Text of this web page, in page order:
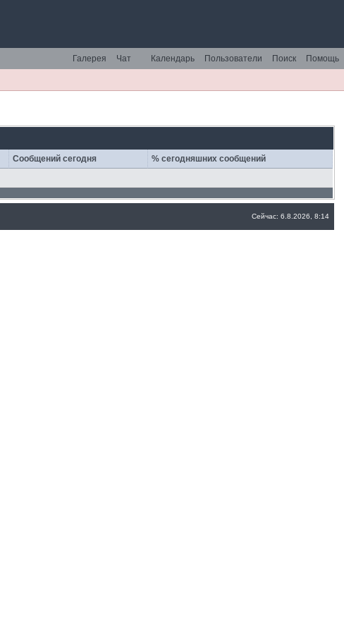
Помощь
Поиск
Пользователи
Календарь
Чат
Галерея
Сообщений сегодня
% сегодняшних сообщений
Сейчас: 6.8.2026, 8:14